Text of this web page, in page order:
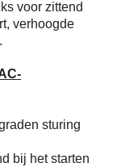
voor zittend
verhoogde
sturing
bij het starten